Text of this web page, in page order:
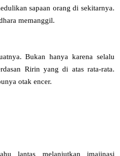
sapaan orang di sekitarnya.
memanggil.
Bukan hanya karena selalu
Ririn yang di atas rata-rata.
otak encer.
lantas melanjutkan imajinasi